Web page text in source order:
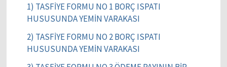
1) TASFİYE FORMU NO 1 BORÇ ISPATI
HUSUSUNDA YEMİN VARAKASI
2) TASFİYE FORMU NO 2 BORÇ ISPATI
HUSUSUNDA YEMİN VARAKASI